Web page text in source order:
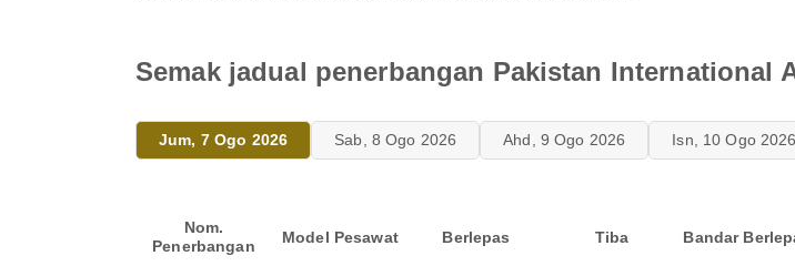
Semak jadual penerbangan Pakistan International
Jum, 7 Ogo 2026 Sab, 8 Ogo 2026 Ahd, 9 Ogo 2026 Isn, 10 Ogo 2026
Nom.
Penerbangan
Model Pesawat Berlepas Tiba Bandar